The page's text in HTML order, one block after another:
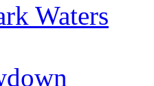
Waters